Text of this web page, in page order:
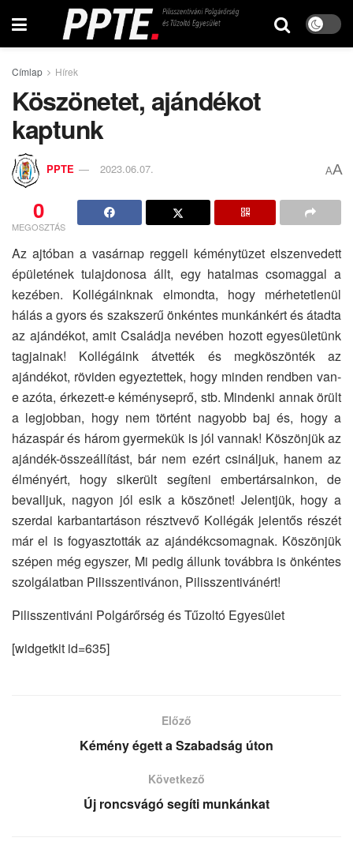
Címlap Hírek
Köszönetet, ajándékot
kaptunk
PPTE 2023.06.07. AA
0
MEGOSZTÁS
Az ajtóban a vasárnap reggeli kéménytüzet elszenvedett
épületének tulajdonosa állt, egy hatalmas csomaggal a
kezében. Kollégáinknak elmondta, hogy mérhetetlenül
hálás a gyors és szakszerű önkéntes munkánkért és átadta
az ajándékot, amit Családja nevében hozott egyesületünk
tagjainak! Kollégáink átvették és megköszönték az
ajándékot, röviden egyeztettek, hogy minden rendben van-
e azóta, érkezett-e kéményseprő, stb. Mindenki annak örült
a legjobban, hogy nem történt nagyobb baj és, hogy a
házaspár és három gyermekük is jól vannak! Köszönjük az
ajándék-összeállítást, bár nem ezért csináljuk, hanem az
élményért, hogy sikerült segíteni embertársainkon, de
bevalljuk, nagyon jól esik a köszönet! Jelentjük, hogy a
szerdai karbantartáson résztvevő Kollégák jelentős részét
már el is fogyasztották az ajándékcsomagnak. Köszönjük
szépen még egyszer, Mi pedig állunk továbbra is önkéntes
szolgálatban Pilisszentivánon, Pilisszentivánért!
Pilisszentiváni Polgárőrség és Tűzoltó Egyesület
[widgetkit id=635]
Előző
Kémény égett a Szabadság úton
Következő
Új roncsvágó segíti munkánkat